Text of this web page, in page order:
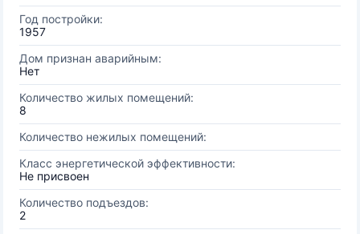
Год постройки:
1957
Дом признан аварийным:
Нет
Количество жилых помещений:
8
Количество нежилых помещений:
Класс энергетической эффективности:
Не присвоен
Количество подъездов:
2